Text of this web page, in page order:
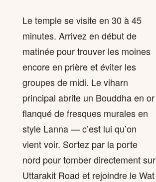
Le temple se visite en 30 à 45
minutes. Arrivez en début de
matinée pour trouver les moines
encore en prière et éviter les
groupes de midi. Le viharn
principal abrite un Bouddha en or
flanqué de fresques murales en
style Lanna — c’est lui qu’on
vient voir. Sortez par la porte
nord pour tomber directement sur
Uttarakit Road et rejoindre le Wat